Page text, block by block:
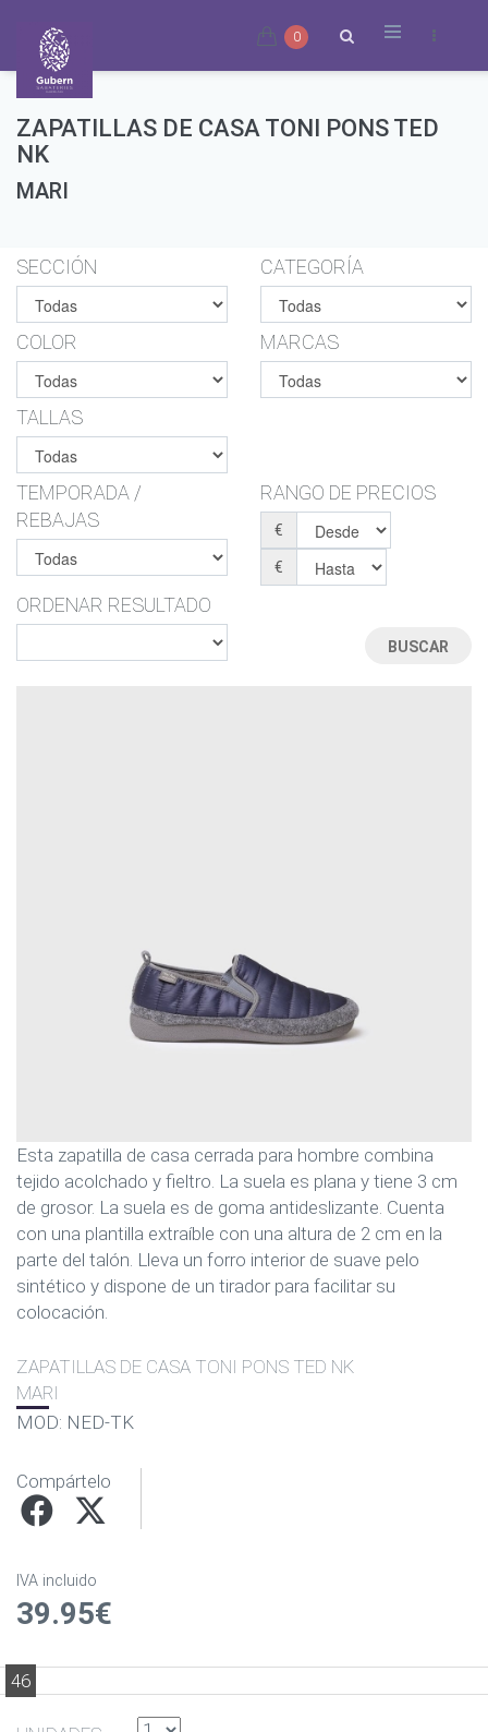
0
ZAPATILLAS DE CASA TONI PONS TED
NK
MARI
SECCIÓN CATEGORÍA
COLOR MARCAS
TALLAS
TEMPORADA /
REBAJAS
RANGO DE PRECIOS
€
€
ORDENAR RESULTADO
Esta zapatilla de casa cerrada para hombre combina
tejido acolchado y fieltro. La suela es plana y tiene 3 cm
de grosor. La suela es de goma antideslizante. Cuenta
con una plantilla extraíble con una altura de 2 cm en la
parte del talón. Lleva un forro interior de suave pelo
sintético y dispone de un tirador para facilitar su
colocación.
ZAPATILLAS DE CASA TONI PONS TED NK
MARI
MOD: NED-TK
Compártelo
IVA incluido
39.95€
46